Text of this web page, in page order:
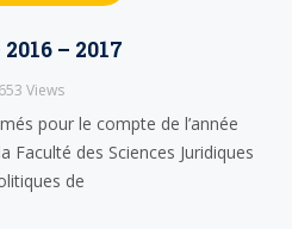
– 2017
653 Views
pour le compte de l’année
Faculté des Sciences Juridiques
de